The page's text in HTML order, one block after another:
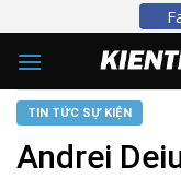
to
content
TIN TỨC SỰ KIỆN
Andrei